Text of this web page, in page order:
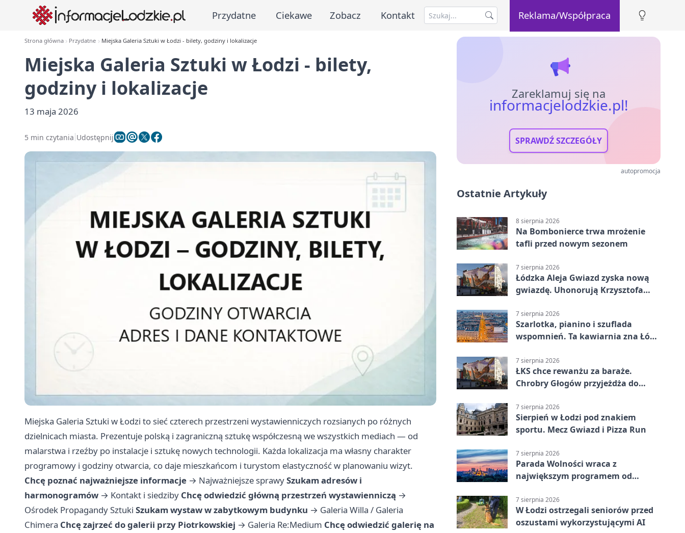
Przydatne Ciekawe Zobacz Kontakt Reklama/Współpraca
Strona główna Przydatne Miejska Galeria Sztuki w Łodzi - bilety, godziny i lokalizacje
Miejska Galeria Sztuki w Łodzi - bilety,
godziny i lokalizacje
13 maja 2026
5 min czytania Udostępnij
Miejska Galeria Sztuki w Łodzi to sieć czterech przestrzeni wystawienniczych rozsianych po różnych
dzielnicach miasta. Prezentuje polską i zagraniczną sztukę współczesną we wszystkich mediach — od
malarstwa i rzeźby po instalacje i sztukę nowych technologii. Każda lokalizacja ma własny charakter
programowy i godziny otwarcia, co daje mieszkańcom i turystom elastyczność w planowaniu wizyt.
Chcę poznać najważniejsze informacje → Najważniejsze sprawySzukam adresów i
harmonogramów → Kontakt i siedziby Chcę odwiedzić główną przestrzeń wystawienniczą →
Ośrodek Propagandy Sztuki Szukam wystaw w zabytkowym budynku → Galeria Willa / Galeria
Chimera Chcę zajrzeć do galerii przy Piotrkowskiej → Galeria Re:Medium Chcę odwiedzić galerię na
Zareklamuj się na
informacjelodzkie.pl!
SPRAWDŹ SZCZEGÓŁY
autopromocja
Ostatnie Artykuły
8 sierpnia 2026
Na Bombonierce trwa mrożenie
tafli przed nowym sezonem
7 sierpnia 2026
Łódzka Aleja Gwiazd zyska nową
gwiazdę. Uhonorują Krzysztofa
7 sierpnia 2026
Szarlotka, pianino i szuflada
wspomnień. Ta kawiarnia zna Łódź
7 sierpnia 2026
ŁKS chce rewanżu za baraże.
Chrobry Głogów przyjeżdża do
7 sierpnia 2026
Sierpień w Łodzi pod znakiem
sportu. Mecz Gwiazd i Pizza Run
7 sierpnia 2026
Parada Wolności wraca z
największym programem od
platform
7 sierpnia 2026
W Łodzi ostrzegali seniorów przed
oszustami wykorzystującymi AI